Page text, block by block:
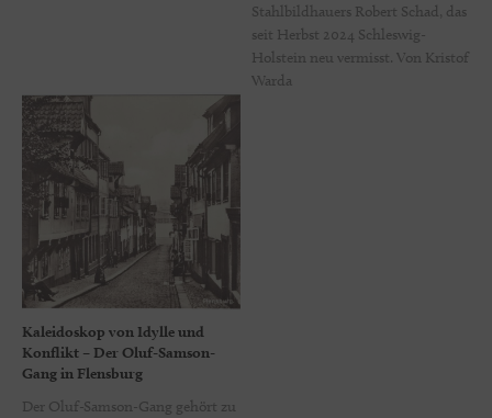
Stahlbildhauers Robert Schad, das
seit Herbst 2024 Schleswig-
Holstein neu vermisst. Von Kristof
Warda
Kaleidoskop von Idylle und
Konflikt – Der Oluf-Samson-
Gang in Flensburg
Der Oluf-Samson-Gang gehört zu